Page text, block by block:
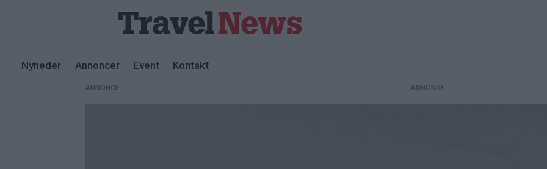
Nyheder Annoncer Event Kontakt
ANNONCE